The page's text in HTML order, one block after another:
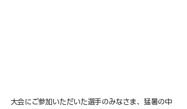
大会にご参加いただいた選手のみなさま、猛暑の中